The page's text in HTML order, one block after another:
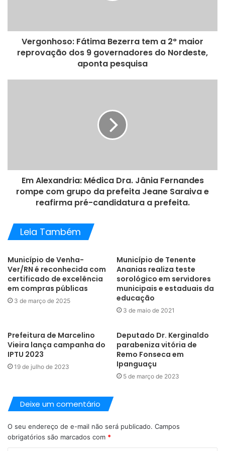
adolescentes em situação de vulnerabilidade. O treinamento
abordou temas como o funcionamento do sistema de Justiça e
Segurança do município; as redes de saúde, educação e
Vergonhoso: Fátima Bezerra tem a 2° maior
reprovação dos 9 governadores do Nordeste,
aponta pesquisa
Em Alexandria: Médica Dra. Jânia Fernandes
rompe com grupo da prefeita Jeane Saraiva e
reafirma pré-candidatura a prefeita.
Leia Também
Município de Venha-
Ver/RN é reconhecida com
certificado de excelência
em compras públicas
3 de março de 2025
Município de Tenente
Ananias realiza teste
sorológico em servidores
municipais e estaduais da
educação
3 de maio de 2021
Prefeitura de Marcelino
Vieira lança campanha do
IPTU 2023
19 de julho de 2023
Deputado Dr. Kerginaldo
parabeniza vitória de
Remo Fonseca em
Ipanguaçu
5 de março de 2023
Deixe um comentário
O seu endereço de e-mail não será publicado. Campos
obrigatórios são marcados com *